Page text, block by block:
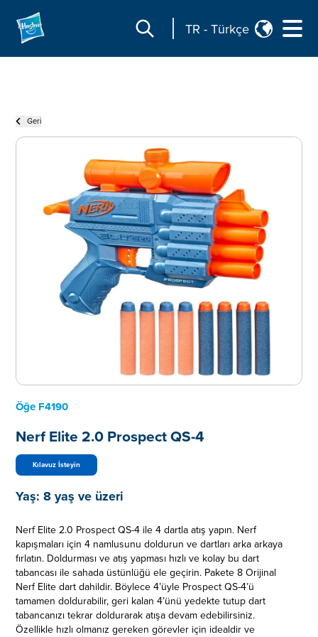
TR - Türkçe
Geri
Öğe F4190
Nerf Elite 2.0 Prospect QS-4
Kılavuz İsteyin
Yaş: 8 yaş ve üzeri
Nerf Elite 2.0 Prospect QS-4 ile 4 dartla atış yapın. Nerf
kapışmaları için 4 namlusunu doldurun ve dartları arka arkaya
fırlatın. Doldurması ve atış yapması hızlı ve kolay bu dart
tabancası ile sahada üstünlüğü ele geçirin. Pakete 8 Orijinal
Nerf Elite dart dahildir. Böylece 4’üyle Prospect QS-4’ü
tamamen doldurabilir, geri kalan 4’ünü yedekte tutup dart
tabancanızı tekrar doldurarak atışa devam edebilirsiniz.
Özellikle hızlı olmanız gereken görevler için idealdir ve